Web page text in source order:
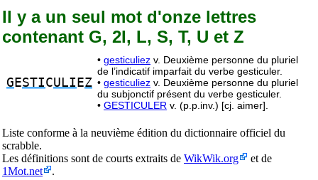
Il y a un seul mot d'onze lettres
contenant G, 2I, L, S, T, U et Z
G ESTICULI EZ
• gesticuliez v. Deuxième personne du pluriel
de l’indicatif imparfait du verbe gesticuler.
• gesticuliez v. Deuxième personne du pluriel
du subjonctif présent du verbe gesticuler.
• GESTICULER v. (p.p.inv.) [cj. aimer].
Liste conforme à la neuvième édition du dictionnaire officiel du
scrabble.
Les définitions sont de courts extraits de WikWik.org
et de
1Mot.net
.